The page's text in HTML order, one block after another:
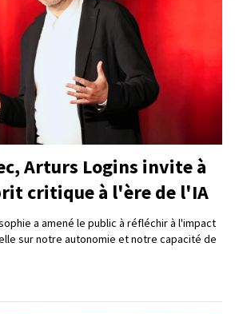
Arturs Logins invite à
critique à l'ère de l'IA
a amené le public à réfléchir à l'impact
sur notre autonomie et notre capacité de